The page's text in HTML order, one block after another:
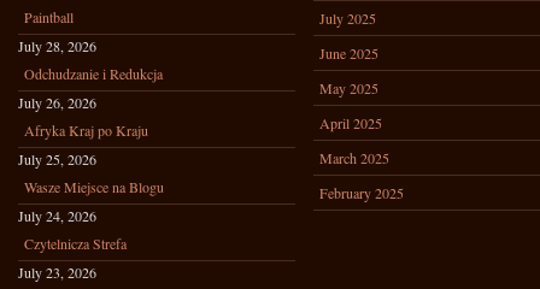
Paintball
July 28, 2026
Odchudzanie i Redukcja
July 26, 2026
Afryka Kraj po Kraju
July 25, 2026
Wasze Miejsce na Blogu
July 24, 2026
Czytelnicza Strefa
July 23, 2026
July 2025
June 2025
May 2025
April 2025
March 2025
February 2025